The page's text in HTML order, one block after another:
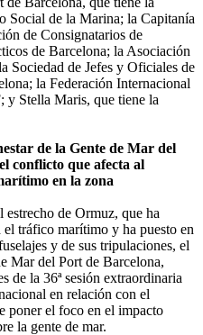
Social de la Marina; la Capitanía
de Consignatarios de
de Barcelona; la Asociación
Sociedad de Jefes y Oficiales de
la Federación Internacional
y Stella Maris, que tiene la
de la Gente de Mar del
conflicto que afecta al
en la zona
de Ormuz, que ha
tráfico marítimo y ha puesto en
y de sus tripulaciones, el
Mar del Port de Barcelona,
de la 36ª sesión extraordinaria
en relación con el
poner el foco en el impacto
la gente de mar.